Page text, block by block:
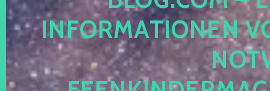
NFORMATIONEN